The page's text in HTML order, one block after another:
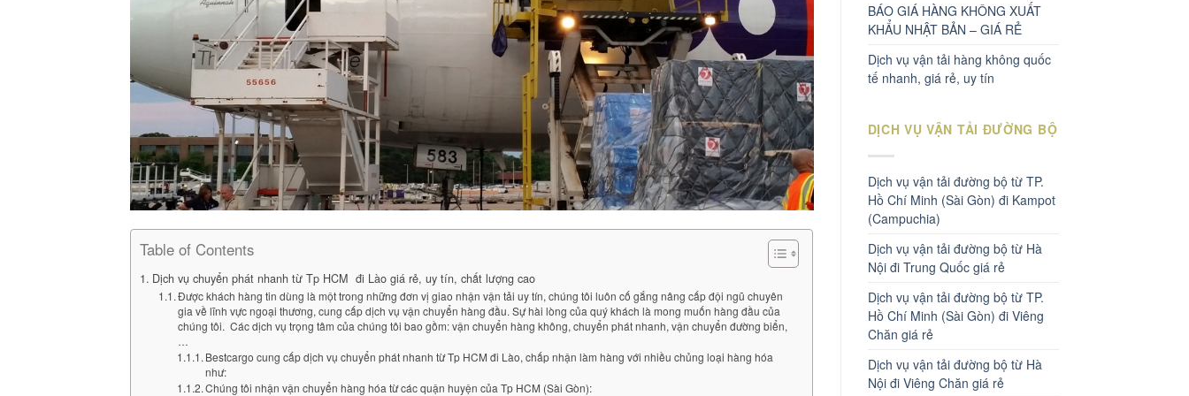
Table of Contents
Dịch vụ chuyển phát nhanh từ Tp HCM đi Lào giá rẻ, uy tín, chất lượng cao
Được khách hàng tin dùng là một trong những đơn vị giao nhận vận tải uy tín, chúng tôi luôn cố gắng nâng cấp đội ngũ chuyên
gia về lĩnh vực ngoại thương, cung cấp dịch vụ vận chuyển hàng đầu. Sự hài lòng của quý khách là mong muốn hàng đầu của
chúng tôi. Các dịch vụ trọng tâm của chúng tôi bao gồm: vận chuyển hàng không, chuyển phát nhanh, vận chuyển đường biển,
…
Bestcargo cung cấp dịch vụ chuyển phát nhanh từ Tp HCM đi Lào, chấp nhận làm hàng với nhiều chủng loại hàng hóa
như:
Chúng tôi nhận vận chuyển hàng hóa từ các quận huyện của Tp HCM (Sài Gòn):
BÁO GIÁ HÀNG KHÔNG XUẤT
KHẨU NHẬT BẢN – GIÁ RẺ
Dịch vụ vận tải hàng không quốc
tế nhanh, giá rẻ, uy tín
DỊCH VỤ VẬN TẢI ĐƯỜNG BỘ
Dịch vụ vận tải đường bộ từ TP.
Hồ Chí Minh (Sài Gòn) đi Kampot
(Campuchia)
Dịch vụ vận tải đường bộ từ Hà
Nội đi Trung Quốc giá rẻ
Dịch vụ vận tải đường bộ từ TP.
Hồ Chí Minh (Sài Gòn) đi Viêng
Chăn giá rẻ
Dịch vụ vận tải đường bộ từ Hà
Nội đi Viêng Chăn giá rẻ